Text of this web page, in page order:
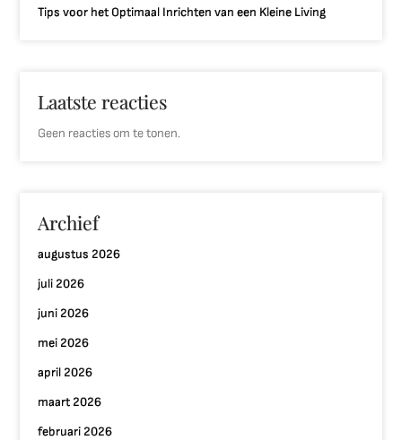
Tips voor het Optimaal Inrichten van een Kleine Living
Laatste reacties
Geen reacties om te tonen.
Archief
augustus 2026
juli 2026
juni 2026
mei 2026
april 2026
maart 2026
februari 2026